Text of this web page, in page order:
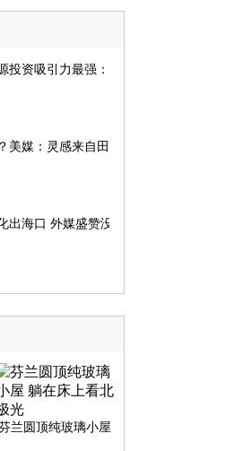
投资吸引力最强：领先美印
美媒：灵感来自田螺姑娘
出海口 外媒盛赞没瑕疵
兰圆顶纯玻璃小屋